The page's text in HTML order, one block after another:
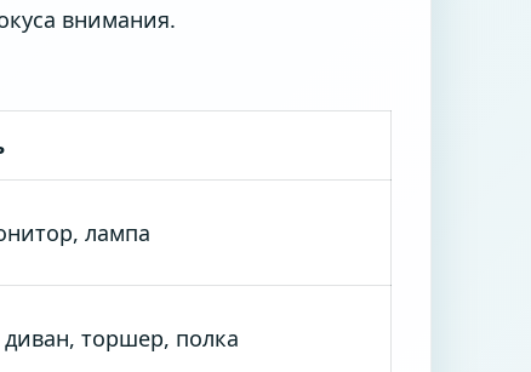
внимания.
лампа
торшер, полка